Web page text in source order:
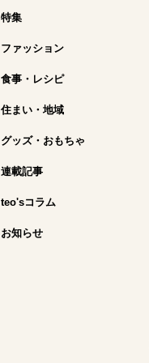
特集
ファッション
食事・レシピ
住まい・地域
グッズ・おもちゃ
連載記事
teo'sコラム
お知らせ